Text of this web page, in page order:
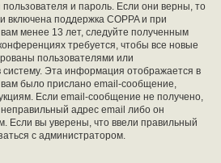
и пароль. Если они верны, то
включена поддержка COPPA и при
менее 13 лет, следуйте полученным
требуется, чтобы все новые
пользователями или
Эта информация отображается в
вам было прислано email-сообщение,
Если email-сообщение не получено,
адрес email либо он
Если вы уверены, что ввели правильный
с администратором.